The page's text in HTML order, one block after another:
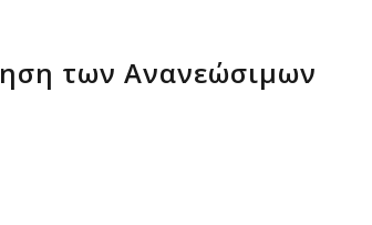
των Ανανεώσιμων